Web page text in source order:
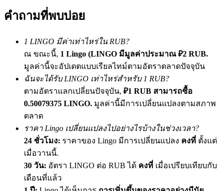
Deposit CASHCAT & Win
Share 500000 CASHCAT prize pool
Exclusive for BitMart Users
คำถามที่พบบ่อย
1 LINGO มีค่าเท่าไหร่ใน RUB?
ณ ขณะนี้, 1 Lingo (LINGO มีมูลค่าประมาณ ₽2 RUB.
มูลค่านี้จะอัปเดตแบบเรียลไทม์ตามอัตราตลาดปัจจุบัน
ฉันจะได้รับ LINGO เท่าไหร่สำหรับ 1 RUB?
ตามอัตราแลกเปลี่ยนปัจจุบัน, ₽1 RUB สามารถซื้อ
0.50079375 LINGO. มูลค่านี้มีการเปลี่ยนแปลงตามสภาพ
ตลาด
ราคา Lingo เปลี่ยนแปลงไปอย่างไรบ้างในช่วงเวลา?
24 ชั่วโมง: ราคาของ Lingo มีการเปลี่ยนแปลง คงที่ ตั้งแต่
เมื่อวานนี้.
30 วัน: อัตรา LINGO ต่อ RUB ได้ คงที่ เมื่อเปรียบเทียบกับ
เดือนที่แล้ว